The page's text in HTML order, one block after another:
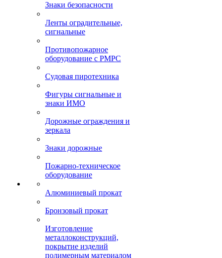
Знаки безопасности
Ленты оградительные,
сигнальные
Противопожарное
оборудование с РМРС
Судовая пиротехника
Фигуры сигнальные и
знаки ИМО
Дорожные ограждения и
зеркала
Знаки дорожные
Пожарно-техническое
оборудование
Алюминиевый прокат
Бронзовый прокат
Изготовление
металлоконструкций,
покрытие изделий
полимерным материалом